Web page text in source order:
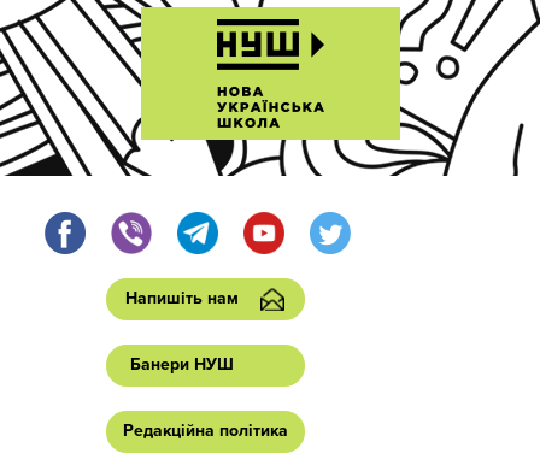
Напишіть нам
Банери НУШ
Редакційна політика